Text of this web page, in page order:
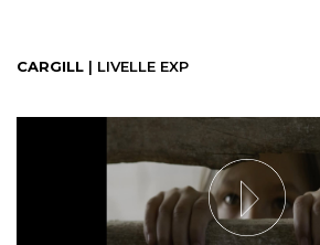
CARGILL | LIVELLE EXP